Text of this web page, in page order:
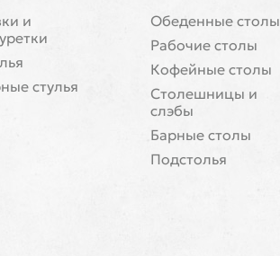
и
стулья
Обеденные столы
Рабочие столы
Кофейные столы
Cтолешницы и
слэбы
Барные столы
Подстолья